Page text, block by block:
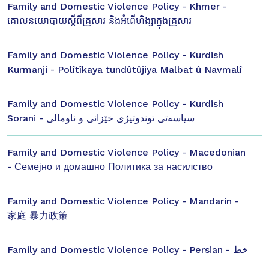
Family and Domestic Violence Policy - Khmer -
គោលនយោបាយស្ដីពីគ្រួសារ និងអំពើហិង្សាក្នុងគ្រួសារ
Family and Domestic Violence Policy - Kurdish
Kurmanji - Polîtîkaya tundûtûjiya Malbat û Navmalî
Family and Domestic Violence Policy - Kurdish
Sorani - سیاسەتی توندوتیژی خێزانی و ناومالی
Family and Domestic Violence Policy - Macedonian
- Семејно и домашно Политика за насилство
Family and Domestic Violence Policy - Mandarin -
家庭 暴力政策
Family and Domestic Violence Policy - Persian - خط